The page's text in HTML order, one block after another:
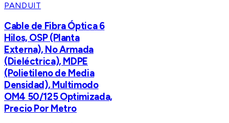
PANDUIT
Cable de Fibra Óptica 6
Hilos, OSP (Planta
Externa), No Armada
(Dieléctrica), MDPE
(Polietileno de Media
Densidad), Multimodo
OM4 50/125 Optimizada,
Precio Por Metro